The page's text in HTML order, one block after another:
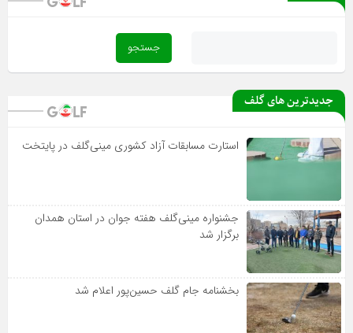
جدیدترین های گلف
استارت مسابقات آزاد کشوری مینی‌گلف در پایتخت
جشنواره مینی‌گلف هفته جوان در استان همدان
برگزار شد
بخشنامه جام گلف حسین‌پور اعلام شد